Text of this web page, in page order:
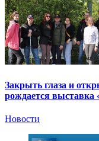
Закрыть глаза и
рождается выставка
Новости